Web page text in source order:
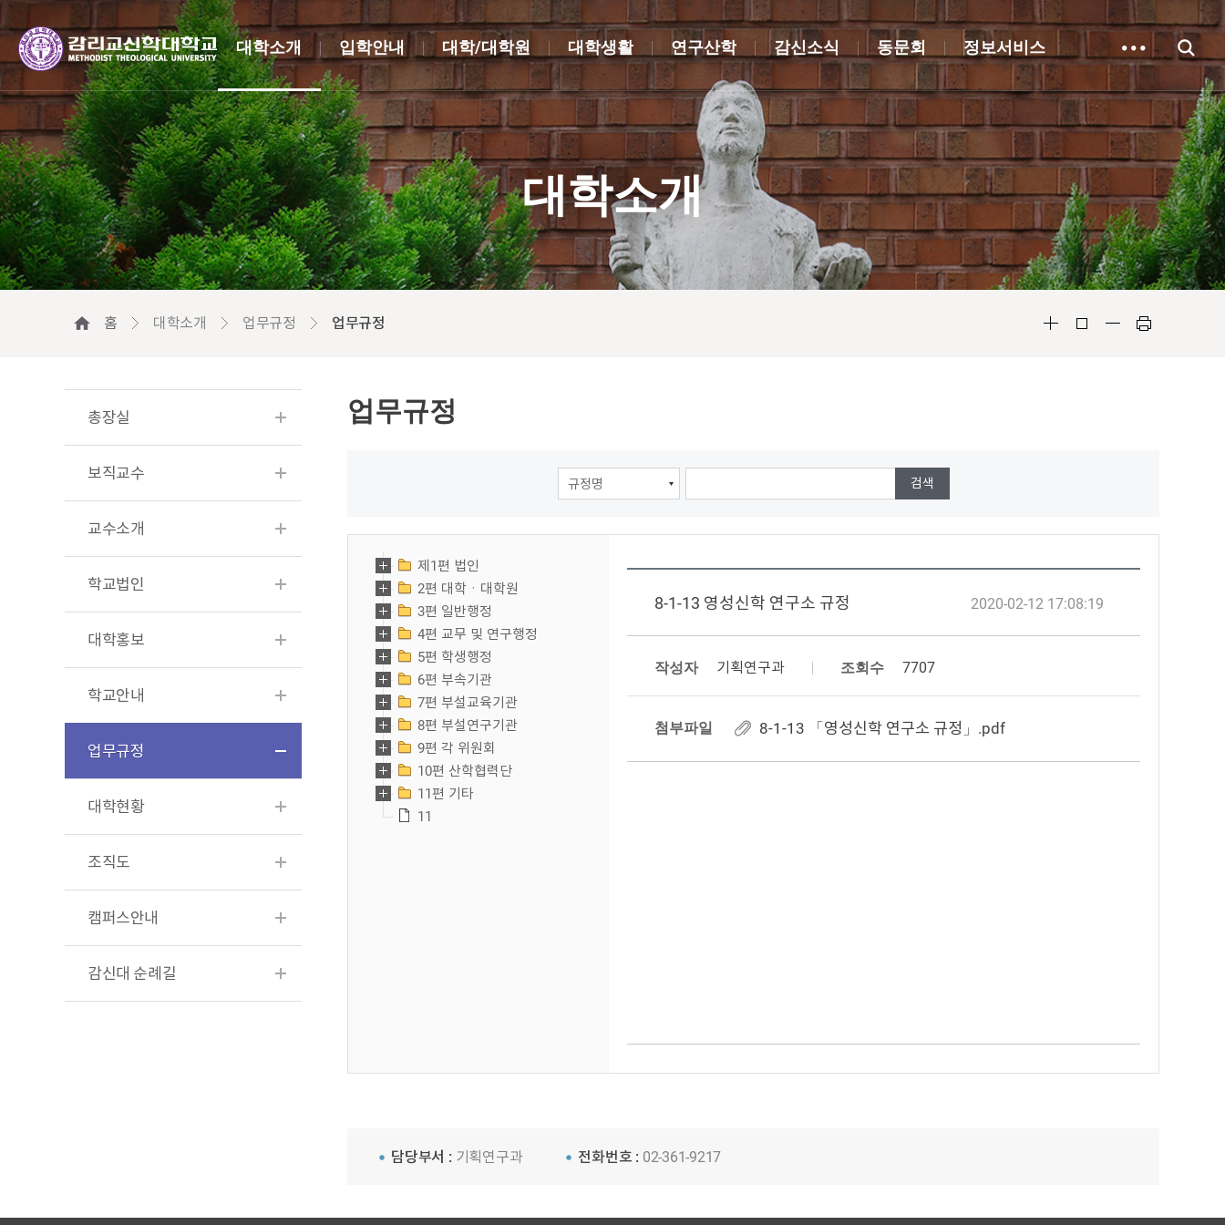
대학소개 입학안내 대학/대학원 대학생활 연구산학 감신소식 동문회 정보서비스
대학소개
홈 대학소개 업무규정 업무규정
총장실
보직교수
교수소개
학교법인
대학홍보
학교안내
업무규정
대학현황
조직도
캠퍼스안내
감신대 순례길
업무규정
제1편 법인
2편 대학ㆍ대학원
3편 일반행정
4편 교무 및 연구행정
5편 학생행정
6편 부속기관
7편 부설교육기관
8편 부설연구기관
9편 각 위원회
10편 산학협력단
11편 기타
11
8-1-13 영성신학 연구소 규정
작성자 기획연구과
2020-02-12 17:08:19
조회수 7707
첨부파일 8-1-13 「영성신학 연구소 규정」.pdf
담당부서 : 기획연구과 전화번호 : 02-361-9217